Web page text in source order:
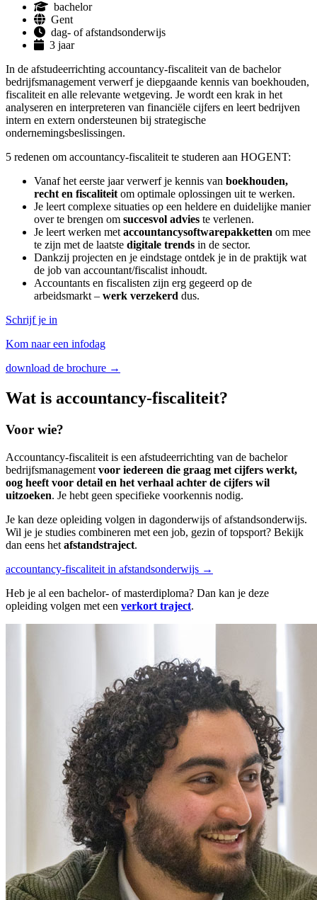
bachelor
Gent
dag- of afstandsonderwijs
3 jaar
In de afstudeerrichting accountancy-fiscaliteit van de bachelor
bedrijfsmanagement verwerf je diepgaande kennis van boekhouden,
fiscaliteit en alle relevante wetgeving. Je wordt een krak in het
analyseren en interpreteren van financiële cijfers en leert bedrijven
intern en extern ondersteunen bij strategische
ondernemingsbeslissingen.
5 redenen om accountancy-fiscaliteit te studeren aan HOGENT:
Vanaf het eerste jaar verwerf je kennis van boekhouden,
recht en fiscaliteitom optimale oplossingen uit te werken.
Je leert complexe situaties op een heldere en duidelijke manier
over te brengen om succesvol advies te verlenen.
Je leert werken metaccountancysoftwarepakketten om mee
te zijn met de laatste digitale trends in de sector.
Dankzij projecten en je eindstage ontdek je in de praktijk wat
de job van accountant/fiscalist inhoudt.
Accountants en fiscalisten zijn erg gegeerd op de
arbeidsmarkt – werk verzekerd dus.
Schrijf je in
Kom naar een infodag
download de brochure →
Wat is accountancy-fiscaliteit?
Voor wie?
Accountancy-fiscaliteit is een afstudeerrichting van de bachelor
bedrijfsmanagement voor iedereen die graag met cijfers werkt,
oog heeft voor detail en het verhaal achter de cijfers wil
uitzoeken. Je hebt geen specifieke voorkennis nodig.
Je kan deze opleiding volgen in dag­onderwijs of afstands­onderwijs.
Wil je je studies combineren met een job, gezin of topsport? Bekijk
dan eens het afstandstraject.
accountancy-fiscaliteit in afstandsonderwijs →
Heb je al een bachelor- of masterdiploma? Dan kan je deze
opleiding volgen met een verkort traject.